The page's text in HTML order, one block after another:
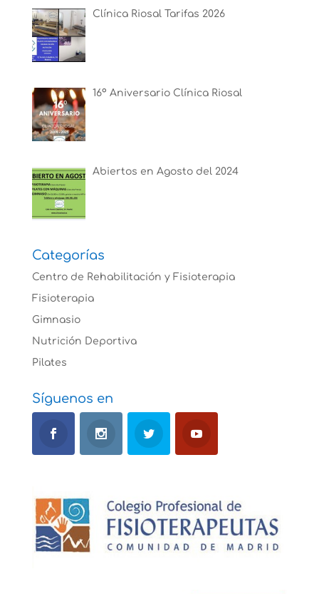
Clínica Riosal Tarifas 2026
16º Aniversario Clínica Riosal
Abiertos en Agosto del 2024
Categorías
Centro de Rehabilitación y Fisioterapia
Fisioterapia
Gimnasio
Nutrición Deportiva
Pilates
Síguenos en